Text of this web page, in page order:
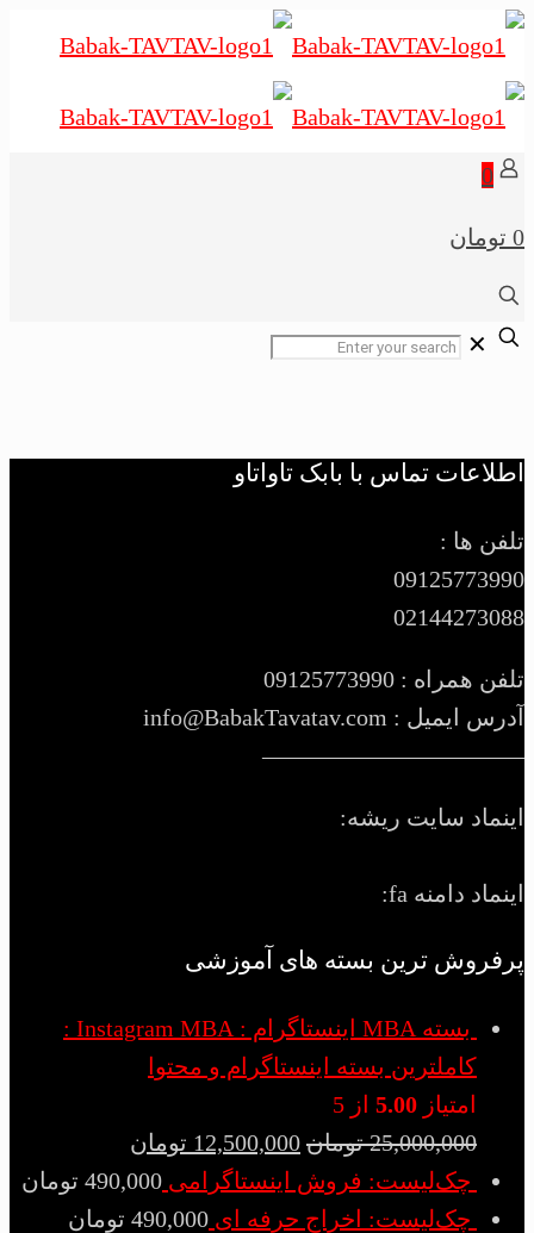
0
0 تومان
✕
اطلاعات تماس با بابک تاواتاو
تلفن ها :
09125773990
02144273088
تلفن همراه : 09125773990
آدرس ایمیل : info@BabakTavatav.com
———————————
اینماد سایت ریشه:
اینماد دامنه fa:
پرفروش ترین بسته های آموزشی
بسته MBA اینستاگرام : Instagram MBA :
کاملترین بسته اینستاگرام و محتوا
امتیاز 5.00 از 5
25,000,000 تومان 12,500,000 تومان
چک‌لیست: فروش اینستاگرامی 490,000 تومان
چک‌لیست: اخراج حرفه ای 490,000 تومان